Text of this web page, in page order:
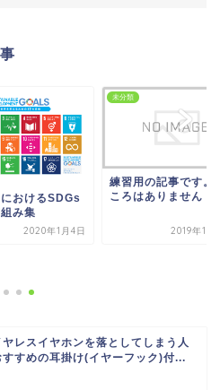
おけるSDGs
み集
2020年1月4日
未分類
練習用の記事です。
ころはありません
2019年11
ヤレスイヤホンを落としてしまう人
すすめの耳掛け(イヤーフック)付...